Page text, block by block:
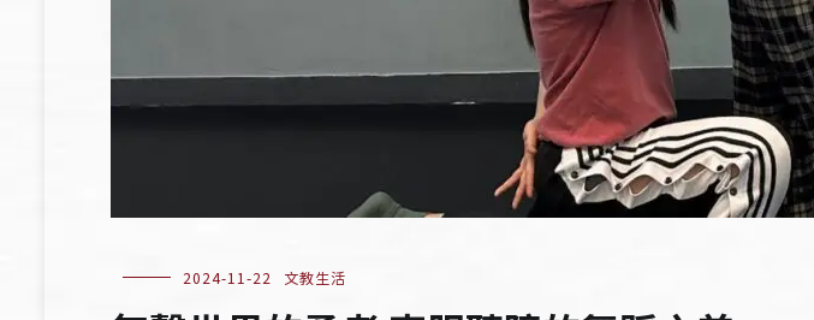
2024-11-22 文教生活